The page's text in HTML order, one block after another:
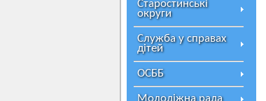
Старостинські
округи
Служба у справах
дітей
ОСББ
Молодіжна рада